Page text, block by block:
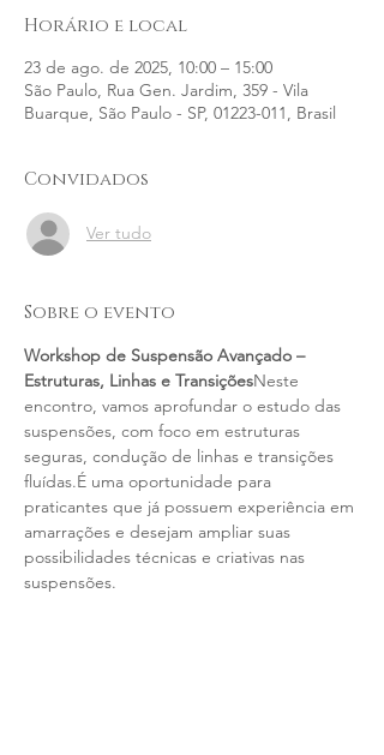
Horário e local
23 de ago. de 2025, 10:00 – 15:00
São Paulo, Rua Gen. Jardim, 359 - Vila
Buarque, São Paulo - SP, 01223-011, Brasil
Convidados
Ver tudo
Sobre o evento
Workshop de Suspensão Avançado –
Estruturas, Linhas e TransiçõesNeste
encontro, vamos aprofundar o estudo das
suspensões, com foco em estruturas
seguras, condução de linhas e transições
fluídas.É uma oportunidade para
praticantes que já possuem experiência em
amarrações e desejam ampliar suas
possibilidades técnicas e criativas nas
suspensões.